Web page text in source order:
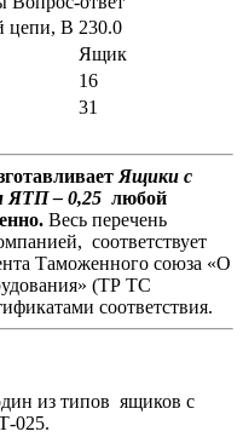
цепи, В 230.0
Ящик
16
31
Ящики с
ЯТП – 0,25 любой
Весь перечень
соответствует
Таможенного союза «О
(ТР ТС
соответствия.
из типов ящиков с
025.